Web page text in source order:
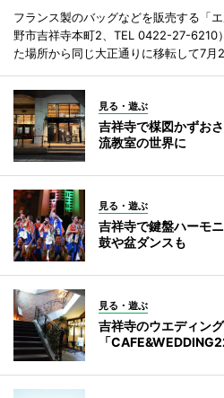
フランス製のバッグなどを販売する「
野市吉祥寺本町2、TEL 0422-27-6210
た場所から同じ大正通りに移転して7月
見る・遊ぶ
吉祥寺で楳図かずお
流教室の世界に
見る・遊ぶ
吉祥寺で鍵盤ハーモ
鼓や盆ダンスも
見る・遊ぶ
吉祥寺のウエディン
「